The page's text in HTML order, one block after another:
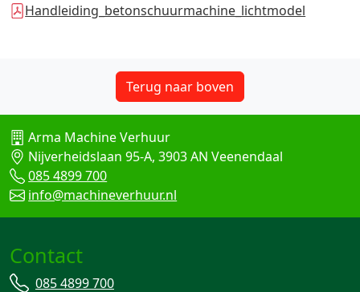
Handleiding_betonschuurmachine_lichtmodel
Terug naar boven
Arma Machine Verhuur
Nijverheidslaan 95-A, 3903 AN Veenendaal
085 4899 700
info@machineverhuur.nl
Contact
085 4899 700